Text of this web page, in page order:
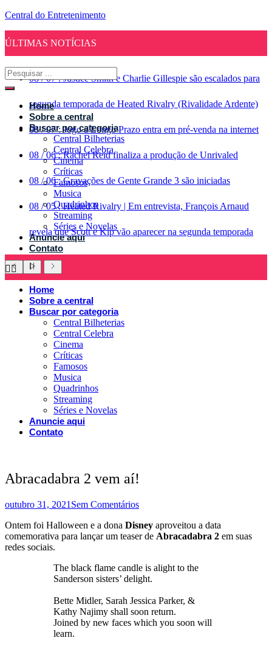
Central do Entretenimento
ÚLTIMAS NOTÍCIAS
08 / 07 : Justice Smith e Charlie Gillespie são escalados para
segunda temporada de Heated Rivalry (Rivalidade Ardente)
08 / 07 : Jogo a Longo Prazo entra em pré-venda na internet
08 / 06 : Rachel Reid finaliza a produção de Unrivaled
08 / 06 : Gravações de Gente Grande 3 são iniciadas
08 / 05 : Heated Rivalry | Em entrevista, François Arnaud
revela que Scott e Kip vão aparecer na segunda temporada
Home
Sobre a central
Buscar por categoria
Central Bilheterias
Central Celebra
Cinema
Críticas
Famosos
Musica
Quadrinhos
Streaming
Séries e Novelas
Anuncie aqui
Contato
Home
Sobre a central
Buscar por categoria
Central Bilheterias
Central Celebra
Cinema
Críticas
Famosos
Musica
Quadrinhos
Streaming
Séries e Novelas
Anuncie aqui
Contato
Abracadabra 2 vem aí!
outubro 31, 2021 Sem Comentários
Ontem foi Halloween e a dona Disney aproveitou a data
comemorativa para lançar um teaser de Abracadabra 2 em suas
redes sociais.
The black flame candle is alight to the
Sanderson sisters’ delight.
Bette Midler, Sarah Jessica Parker, &
Kathy Najimy shall soon return.
Joined by new faces which you soon will
learn.